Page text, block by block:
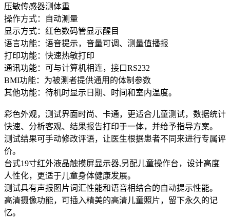
压敏传感器测体重
操作方式：自动测量
显示方式：红色数码管显示醒目
语言功能：语音提示，音量可调、测量值播报
打印功能：快速热敏打印
通讯功能：可与计算机相连，接口RS232
BMI功能：为被测者提供通用的体制参数
其他功能：待机时显示日期、时间和室内温度。
彩色外观，测试界面时尚、卡通，更适合儿童测试，数据统计
快速、分析客观、结果报告打印于一体，并给予指导方案。
测试结果可手动修改评语，让医生根据患者不同来进行专属评
价。
台式19寸红外液晶触摸屏显示器,另配儿童操作台，设计高度
人性化，更适于儿童身体健康发展。
测试具有声报图片词汇性能和语音相结合的自动提示性能。
高清摄像功能，可插入精美的高清儿童照片，留下永久的记
忆。